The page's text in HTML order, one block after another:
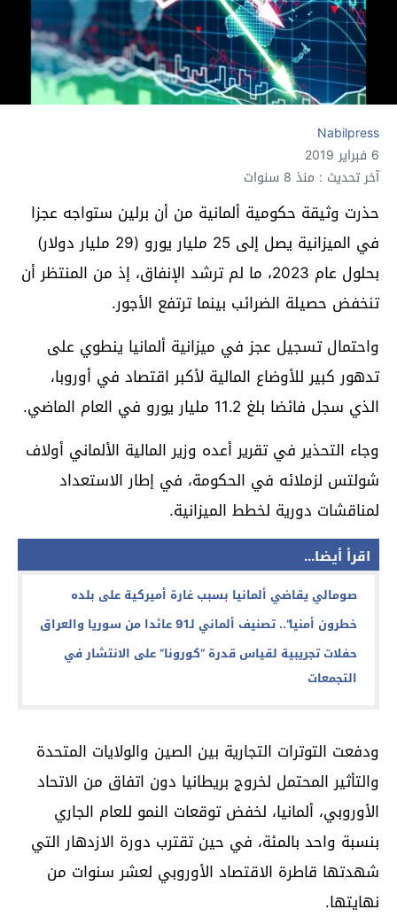
Nabilpress
6 فبراير 2019
آخر تحديث : منذ 8 سنوات
حذرت وثيقة حكومية ألمانية من أن برلين ستواجه عجزا
في الميزانية يصل إلى 25 مليار يورو (29 مليار دولار)
بحلول عام 2023، ما لم ترشد الإنفاق، إذ من المنتظر أن
تنخفض حصيلة الضرائب بينما ترتفع الأجور.
واحتمال تسجيل عجز في ميزانية ألمانيا ينطوي على
تدهور كبير للأوضاع المالية لأكبر اقتصاد في أوروبا،
الذي سجل فائضا بلغ 11.2 مليار يورو في العام الماضي.
وجاء التحذير في تقرير أعده وزير المالية الألماني أولاف
شولتس لزملائه في الحكومة، في إطار الاستعداد
لمناقشات دورية لخطط الميزانية.
اقرأ أيضا...
صومالي يقاضي ألمانيا بسبب غارة أميركية على بلده
خطرون أمنيا”.. تصنيف ألماني لـ91 عائدا من سوريا والعراق
حفلات تجريبية لقياس قدرة “كورونا” على الانتشار في
التجمعات
ودفعت التوترات التجارية بين الصين والولايات المتحدة
والتأثير المحتمل لخروج بريطانيا دون اتفاق من الاتحاد
الأوروبي، ألمانيا، لخفض توقعات النمو للعام الجاري
بنسبة واحد بالمئة، في حين تقترب دورة الازدهار التي
شهدتها قاطرة الاقتصاد الأوروبي لعشر سنوات من
نهايتها.